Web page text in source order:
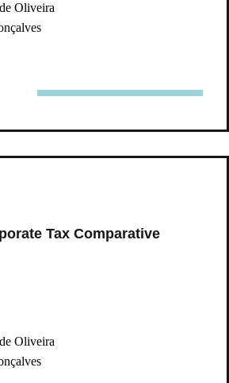
Oliveira
Tax Comparative
Oliveira